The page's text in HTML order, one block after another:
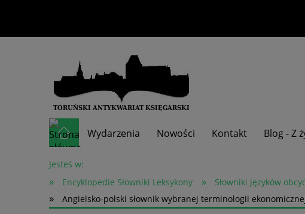
Wydarzenia Nowości Kontakt Blog - Z
Skup książek
Jesteś w:
» Encyklopedie Słowniki Leksykony » Słowniki języków
» Angielsko-polski słownik wybranej terminologii